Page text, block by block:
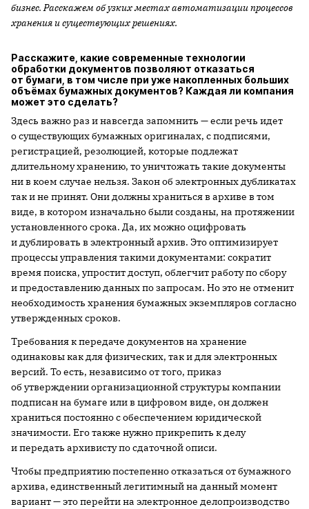
бизнес. Расскажем об узких местах автоматизации процессов
хранения и существующих решениях.
Расскажите, какие современные технологии
обработки документов позволяют отказаться
от бумаги, в том числе при уже накопленных больших
объёмах бумажных документов? Каждая ли компания
может это сделать?
Здесь важно раз и навсегда запомнить — если речь идет
о существующих бумажных оригиналах, с подписями,
регистрацией, резолюцией, которые подлежат
длительному хранению, то уничтожать такие документы
ни в коем случае нельзя. Закон об электронных дубликатах
так и не принят. Они должны храниться в архиве в том
виде, в котором изначально были созданы, на протяжении
установленного срока. Да, их можно оцифровать
и дублировать в электронный архив. Это оптимизирует
процессы управления такими документами: сократит
время поиска, упростит доступ, облегчит работу по сбору
и предоставлению данных по запросам. Но это не отменит
необходимость хранения бумажных экземпляров согласно
утвержденных сроков.
Требования к передаче документов на хранение
одинаковы как для физических, так и для электронных
версий. То есть, независимо от того, приказ
об утверждении организационной структуры компании
подписан на бумаге или в цифровом виде, он должен
храниться постоянно с обеспечением юридической
значимости. Его также нужно прикрепить к делу
и передать архивисту по сдаточной описи.
Чтобы предприятию постепенно отказаться от бумажного
архива, единственный легитимный на данный момент
вариант — это перейти на электронное делопроизводство